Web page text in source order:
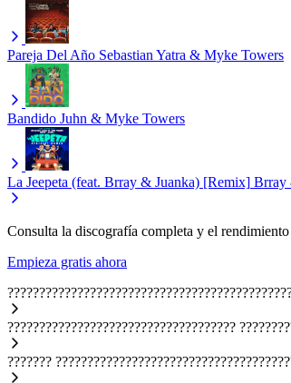
Pareja Del Año Sebastian Yatra & Myke Towers
Bandido Juhn & Myke Towers
La Jeepeta (feat. Brray & Juanka) [Remix] Brray
Consulta la discografía completa y el
Empieza gratis ahora
????????????????????????????????????
???????